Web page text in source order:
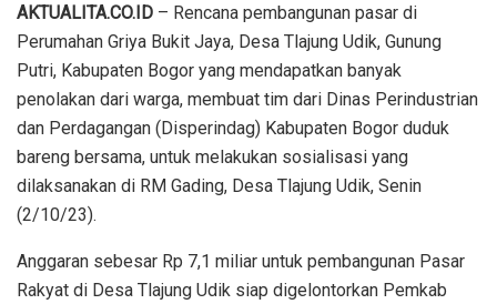
AKTUALITA.CO.ID – Rencana pembangunan pasar di
Perumahan Griya Bukit Jaya, Desa Tlajung Udik, Gunung
Putri, Kabupaten Bogor yang mendapatkan banyak
penolakan dari warga, membuat tim dari Dinas Perindustrian
dan Perdagangan (Disperindag) Kabupaten Bogor duduk
bareng bersama, untuk melakukan sosialisasi yang
dilaksanakan di RM Gading, Desa Tlajung Udik, Senin
(2/10/23).
Anggaran sebesar Rp 7,1 miliar untuk pembangunan Pasar
Rakyat di Desa Tlajung Udik siap digelontorkan Pemkab